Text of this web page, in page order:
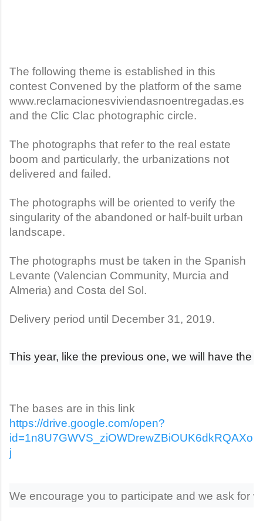
The following theme is established in this
contest Convened by the platform of the same
www.reclamacionesviviendasnoentregadas.es
and the Clic Clac photographic circle.
The photographs that refer to the real estate
boom and particularly, the urbanizations not
delivered and failed.
The photographs will be oriented to verify the
singularity of the abandoned or half-built urban
landscape.
The photographs must be taken in the Spanish
Levante (Valencian Community, Murcia and
Almeria) and Costa del Sol.
Delivery period until December 31, 2019.
This year, like the previous one, we will have the
The bases are in this link
https://drive.google.com/open?
id=1n8U7GWVS_ziOWDrewZBiOUK6dkRQAXo
j
We encourage you to participate and we ask for